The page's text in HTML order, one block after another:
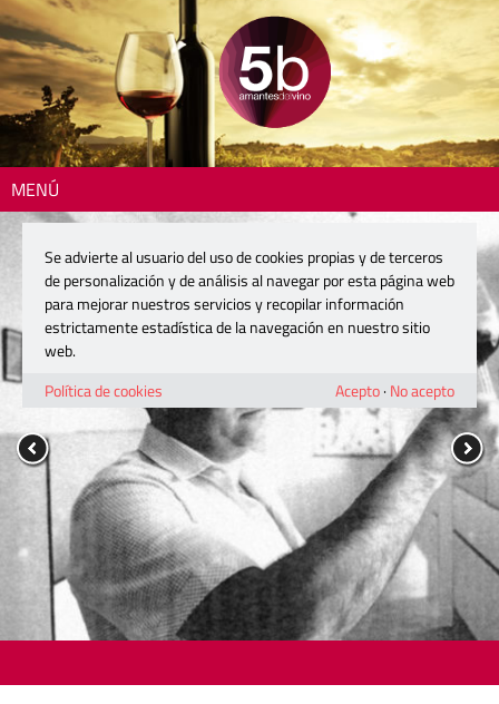
MENÚ
Se advierte al usuario del uso de cookies propias y de terceros
de personalización y de análisis al navegar por esta página web
para mejorar nuestros servicios y recopilar información
estrictamente estadística de la navegación en nuestro sitio
web.
Política de cookies
Acepto· No acepto